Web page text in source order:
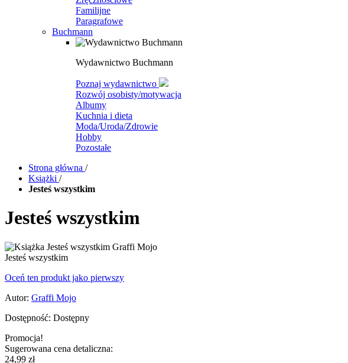
Familijne
Paragrafowe
Buchmann
Wydawnictwo Buchmann
Poznaj wydawnictwo
Rozwój osobisty/motywacja
Albumy
Kuchnia i dieta
Moda/Uroda/Zdrowie
Hobby
Pozostałe
Strona główna /
Książki /
Jesteś wszystkim
Jesteś wszystkim
Jesteś wszystkim
Oceń ten produkt jako pierwszy
Autor: Graffi Mojo
Dostępność: Dostępny
Promocja!
Sugerowana cena detaliczna:
24,99 zł